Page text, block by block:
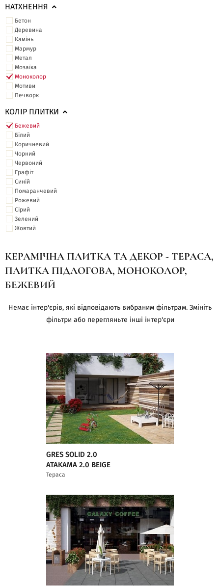
НАТХНЕННЯ
Бетон
Деревина
Камінь
Мармур
Метал
Мозаїка
Моноколор
Мотиви
Печворк
КОЛІР ПЛИТКИ
Бежевий
Білий
Коричневий
Чорний
Червоний
Графіт
Синій
Помаранчевий
Рожевий
Сірий
Зелений
Жовтий
КЕРАМІЧНА ПЛИТКА ТА ДЕКОР - ТЕРАСА,
ПЛИТКА ПІДЛОГОВА, МОНОКОЛОР,
БЕЖЕВИЙ
Немає інтер'єрів, які відповідають вибраним фільтрам. Змініть
фільтри або перегляньте інші інтер'єри
GRES SOLID 2.0
ATAKAMA 2.0 BEIGE
Тераса